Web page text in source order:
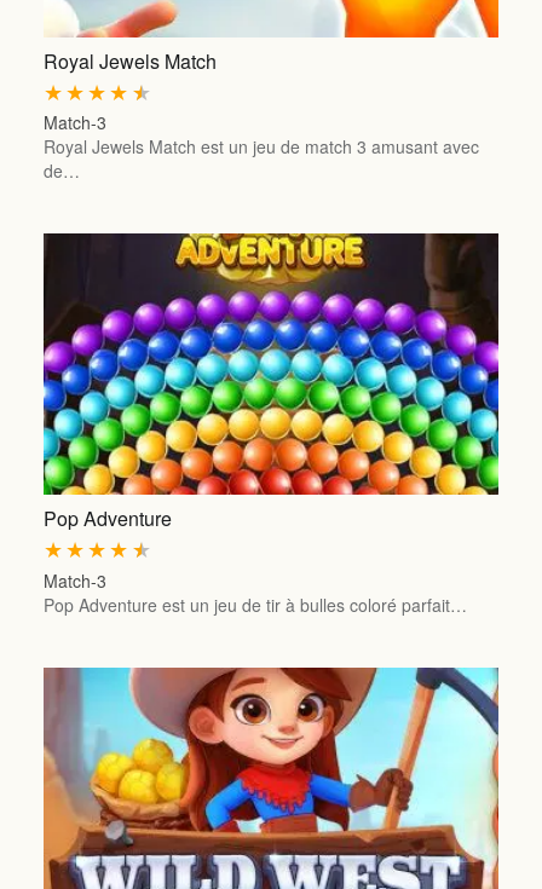
Royal Jewels Match
★
★
★
★
★
Match-3
Royal Jewels Match est un jeu de match 3 amusant avec
de…
Pop Adventure
★
★
★
★
★
Match-3
Pop Adventure est un jeu de tir à bulles coloré parfait…